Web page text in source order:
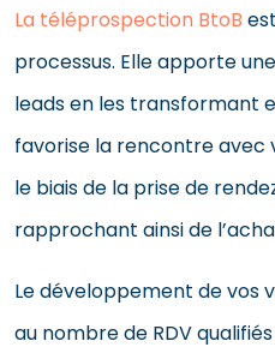
La téléprospection BtoB
processus. Elle apporte
leads en les transformant
favorise la rencontre
le biais de la prise de
rapprochant ainsi de
Le développement de vos
au nombre de RDV